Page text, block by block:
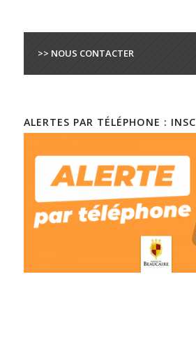
>> NOUS CONTACTER
ALERTES PAR TÉLÉPHONE :